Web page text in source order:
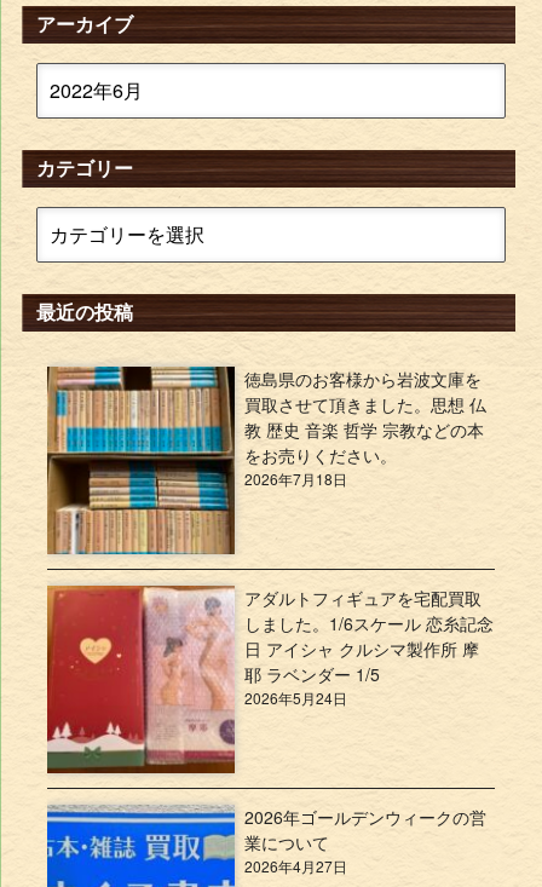
アーカイブ
カテゴリー
最近の投稿
徳島県のお客様から岩波文庫を
買取させて頂きました。思想 仏
教 歴史 音楽 哲学 宗教などの本
をお売りください。
2026年7月18日
アダルトフィギュアを宅配買取
しました。1/6スケール 恋糸記念
日 アイシャ クルシマ製作所 摩
耶 ラベンダー 1/5
2026年5月24日
2026年ゴールデンウィークの営
業について
2026年4月27日